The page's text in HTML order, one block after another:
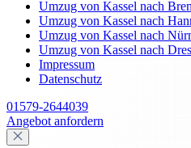
Umzug von Kassel nach
Umzug von Kassel nach
Umzug von Kassel nach
Umzug von Kassel nach
Impressum
Datenschutz
01579-2644039
Angebot anfordern